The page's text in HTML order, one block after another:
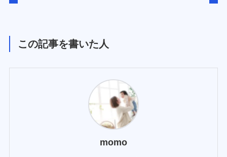
この記事を書いた人
momo